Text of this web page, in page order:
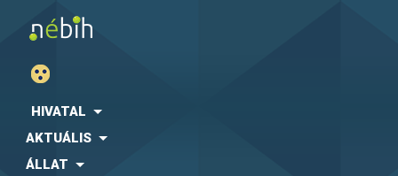
HIVATAL
AKTUÁLIS
ÁLLAT